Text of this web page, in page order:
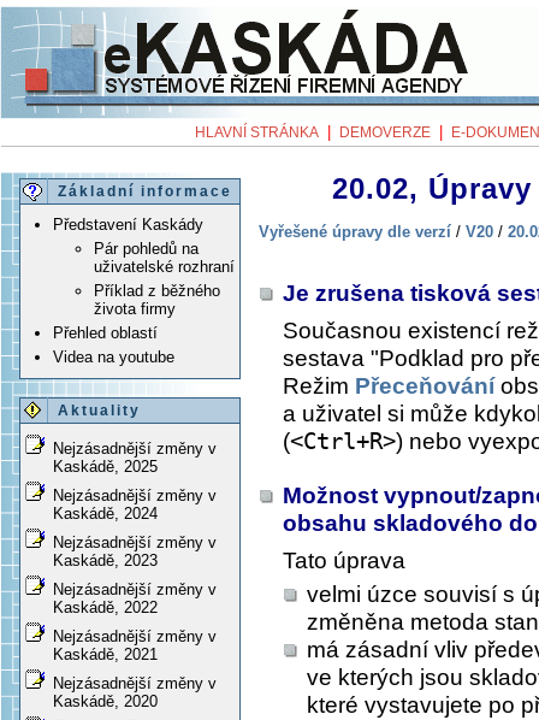
HLAVNÍ STRÁNKA DEMOVERZE E-
Základní informace
Představení Kaskády
Pár pohledů na
uživatelské rozhraní
Příklad z běžného
života firmy
Přehled oblastí
Videa na youtube
Aktuality
Nejzásadnější změny v
Kaskádě, 2025
Nejzásadnější změny v
Kaskádě, 2024
Nejzásadnější změny v
Kaskádě, 2023
Nejzásadnější změny v
Kaskádě, 2022
Nejzásadnější změny v
Kaskádě, 2021
Nejzásadnější změny v
Kaskádě, 2020
20.02,
Vyřešené úpravy dle verzí / V20 /
Je zrušena tisková
Současnou existencí
sestava "Podklad pro
Režim Přeceňování
a uživatel si může
(<Ctrl+R>) nebo
Možnost vypnout/
obsahu skladového
Tato úprava
velmi úzce souvisí s
změněna metoda
má zásadní vliv
ve kterých jsou
které vystavujete po